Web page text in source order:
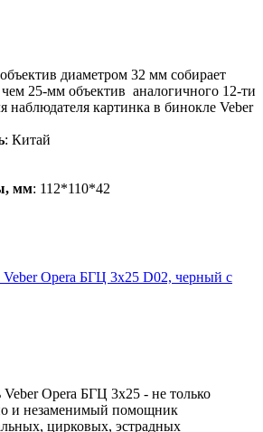
диаметром 32 мм собирает
25-мм объектив аналогичного 12-ти
наблюдателя картинка в бинокле Veber
: Китай
мм: 112*110*42
Veber Opera БГЦ 3х25 D02, черный с
Opera БГЦ 3x25 - не только
и незаменимый помощник
цирковых, эстрадных